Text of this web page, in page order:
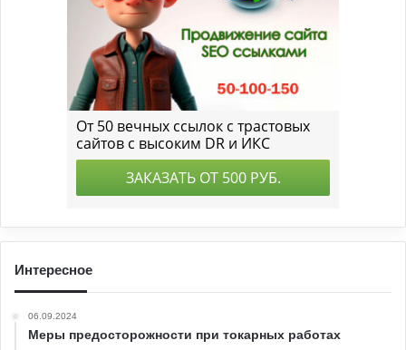
Интересное
06.09.2024
Меры предосторожности при токарных работах